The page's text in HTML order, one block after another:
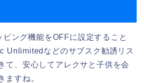
ング機能をOFFに設定すること
Unlimitedなどのサブスク勧誘リス
て、安心してアレクサと子供を会
ますね。